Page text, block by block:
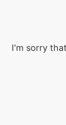
I'm sorry